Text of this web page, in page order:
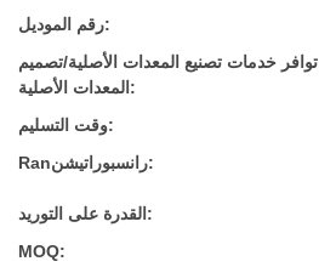
رقم الموديل:
توافر خدمات تصنيع المعدات الأصلية/تصميم
المعدات الأصلية:
وقت التسليم:
Ranرانسبوراتيشن:
القدرة على التوريد:
MOQ: